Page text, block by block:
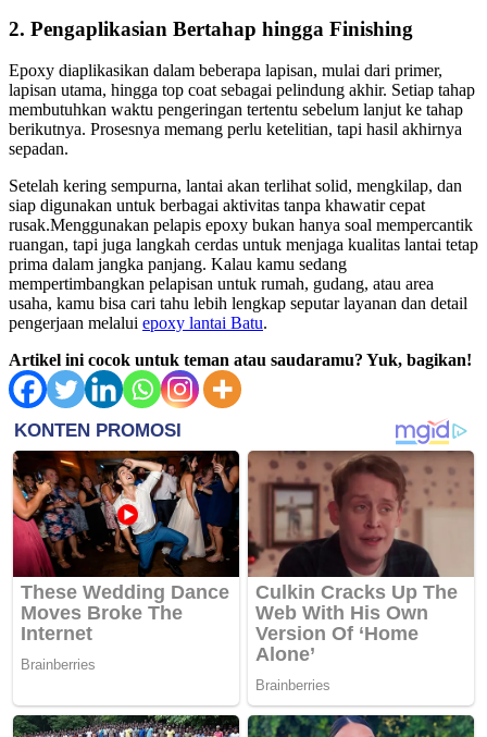
2. Pengaplikasian Bertahap hingga Finishing
Epoxy diaplikasikan dalam beberapa lapisan, mulai dari primer,
lapisan utama, hingga top coat sebagai pelindung akhir. Setiap tahap
membutuhkan waktu pengeringan tertentu sebelum lanjut ke tahap
berikutnya. Prosesnya memang perlu ketelitian, tapi hasil akhirnya
sepadan.
Setelah kering sempurna, lantai akan terlihat solid, mengkilap, dan
siap digunakan untuk berbagai aktivitas tanpa khawatir cepat
rusak.Menggunakan pelapis epoxy bukan hanya soal mempercantik
ruangan, tapi juga langkah cerdas untuk menjaga kualitas lantai tetap
prima dalam jangka panjang. Kalau kamu sedang
mempertimbangkan pelapisan untuk rumah, gudang, atau area
usaha, kamu bisa cari tahu lebih lengkap seputar layanan dan detail
pengerjaan melalui epoxy lantai Batu.
Artikel ini cocok untuk teman atau saudaramu? Yuk, bagikan!